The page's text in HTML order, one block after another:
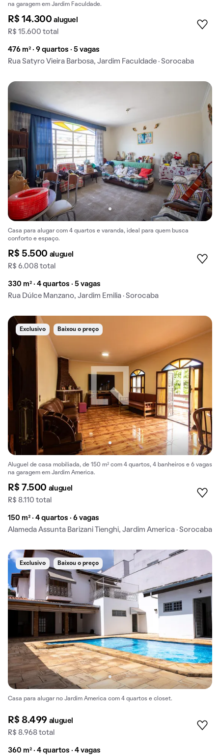
na garagem em Jardim Faculdade.
R$ 14.300aluguel
R$ 15.600 total
476 m² · 9 quartos · 5 vagas
Rua Satyro Vieira Barbosa, Jardim Faculdade · Sorocaba
Casa para alugar com 4 quartos e varanda, ideal para quem busca
conforto e espaço.
R$ 5.500 aluguel
R$ 6.008 total
330 m² · 4 quartos · 5 vagas
Rua Dúlce Manzano, Jardim Emilia · Sorocaba
Exclusivo Baixou o preço
Aluguel de casa mobiliada, de 150 m² com 4 quartos, 4 banheiros e 6 vagas
na garagem em Jardim America.
R$ 7.500 aluguel
R$ 8.110 total
150 m² · 4 quartos · 6 vagas
Alameda Assunta Barizani Tienghi, Jardim America · Sorocaba
Exclusivo Baixou o preço
Casa para alugar no Jardim America com 4 quartos e closet.
R$ 8.499 aluguel
R$ 8.968 total
360 m² · 4 quartos · 4 vagas